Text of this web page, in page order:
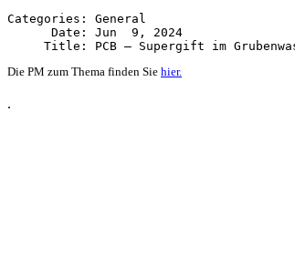
Categories: General
      Date: Jun  9, 2024
Die PM zum Thema finden Sie hier.
.